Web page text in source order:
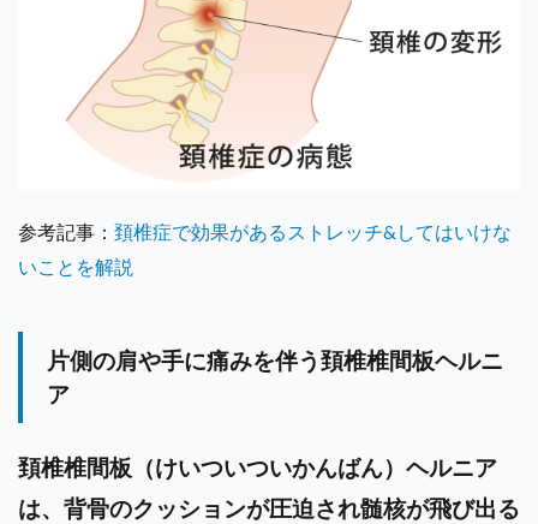
参考記事： 頚椎症で効果があるストレッチ&してはいけな
いことを解説
片側の肩や手に痛みを伴う頚椎椎間板ヘルニ
ア
頚椎椎間板（けいついついかんばん）ヘルニア
は、背骨のクッションが圧迫され髄核が飛び出る